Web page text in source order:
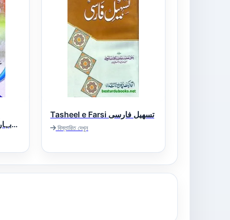
Tasheel e Farsi تسھیل فارسی
বিস্তারিত দেখুন